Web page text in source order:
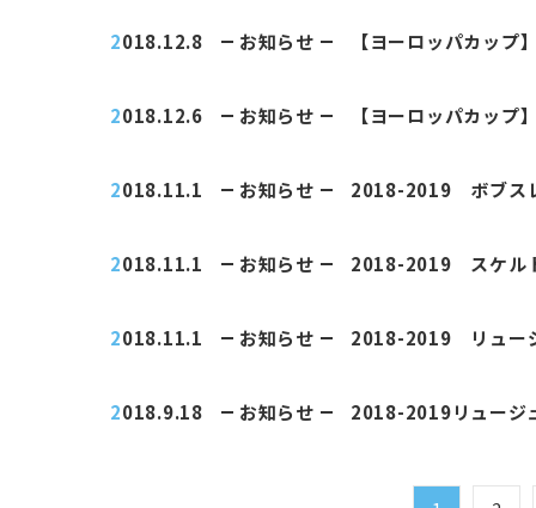
2018.12.8 お知らせ 【ヨーロッパカッ
2018.12.6 お知らせ 【ヨーロッパカッ
2018.11.1 お知らせ 2018-2019 ボブス
2018.11.1 お知らせ 2018-2019 スケル
2018.11.1 お知らせ 2018-2019 リュー
2018.9.18 お知らせ 2018-2019リュージ